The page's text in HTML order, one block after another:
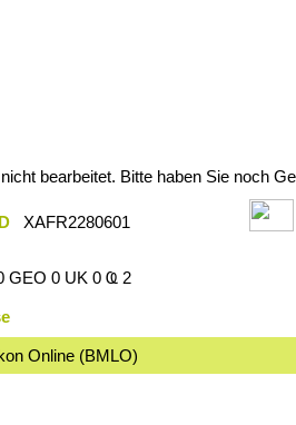
bearbeitet. Bitte haben Sie noch
XAFR2280601
GEO 0 UK 0 Ҩ 2
Online (BMLO)